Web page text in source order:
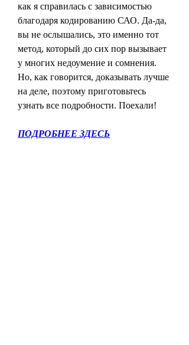
как я справилась с зависимостью
благодаря кодированию САО. Да-да,
вы не ослышались, это именно тот
метод, который до сих пор вызывает
у многих недоумение и сомнения.
Но, как говорится, доказывать лучше
на деле, поэтому приготовьтесь
узнать все подробности. Поехали!
ПОДРОБНЕЕ ЗДЕСЬ